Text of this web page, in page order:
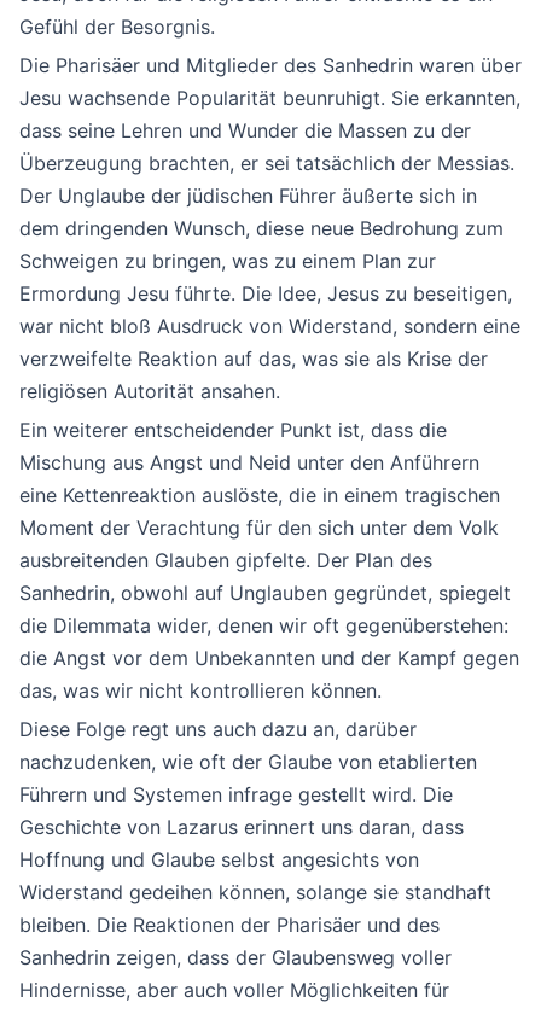
Gefühl der Besorgnis.
Die Pharisäer und Mitglieder des Sanhedrin waren über
Jesu wachsende Popularität beunruhigt. Sie erkannten,
dass seine Lehren und Wunder die Massen zu der
Überzeugung brachten, er sei tatsächlich der Messias.
Der Unglaube der jüdischen Führer äußerte sich in
dem dringenden Wunsch, diese neue Bedrohung zum
Schweigen zu bringen, was zu einem Plan zur
Ermordung Jesu führte. Die Idee, Jesus zu beseitigen,
war nicht bloß Ausdruck von Widerstand, sondern eine
verzweifelte Reaktion auf das, was sie als Krise der
religiösen Autorität ansahen.
Ein weiterer entscheidender Punkt ist, dass die
Mischung aus Angst und Neid unter den Anführern
eine Kettenreaktion auslöste, die in einem tragischen
Moment der Verachtung für den sich unter dem Volk
ausbreitenden Glauben gipfelte. Der Plan des
Sanhedrin, obwohl auf Unglauben gegründet, spiegelt
die Dilemmata wider, denen wir oft gegenüberstehen:
die Angst vor dem Unbekannten und der Kampf gegen
das, was wir nicht kontrollieren können.
Diese Folge regt uns auch dazu an, darüber
nachzudenken, wie oft der Glaube von etablierten
Führern und Systemen infrage gestellt wird. Die
Geschichte von Lazarus erinnert uns daran, dass
Hoffnung und Glaube selbst angesichts von
Widerstand gedeihen können, solange sie standhaft
bleiben. Die Reaktionen der Pharisäer und des
Sanhedrin zeigen, dass der Glaubensweg voller
Hindernisse, aber auch voller Möglichkeiten für